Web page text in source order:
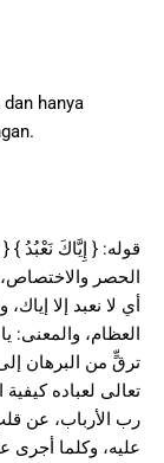
hanya
الحصر
أي لا نعبد إلا
العظام، والمعنى:
ترقٍّ من البرهان
تعالى لعباده
رب الأرباب، عن
عليه، وكلما أجرى